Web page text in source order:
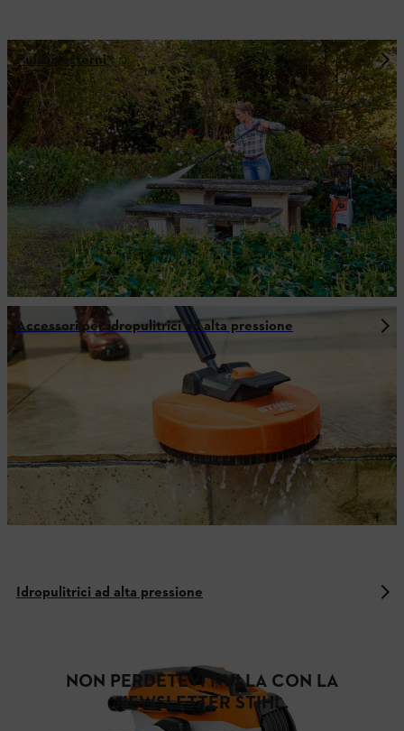
Pulizia esterni
Accessori per idropulitrici ad alta pressione
Idropulitrici ad alta pressione
NON PERDETEVI NULLA CON LA
NEWSLETTER STIHL.